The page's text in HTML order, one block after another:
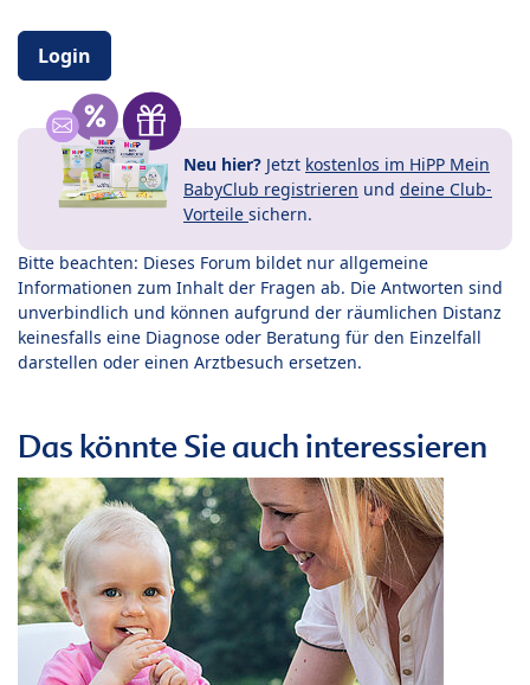
Login
Neu hier? Jetzt kostenlos im HiPP Mein
BabyClub registrieren und deine Club-
Vorteile sichern.
Bitte beachten: Dieses Forum bildet nur allgemeine
Informationen zum Inhalt der Fragen ab. Die Antworten sind
unverbindlich und können aufgrund der räumlichen Distanz
keinesfalls eine Diagnose oder Beratung für den Einzelfall
darstellen oder einen Arztbesuch ersetzen.
Das könnte Sie auch interessieren